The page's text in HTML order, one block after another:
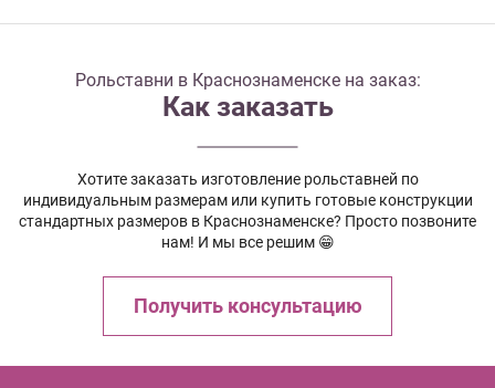
Рольставни в Краснознаменске на заказ:
Как заказать
Хотите заказать изготовление рольставней по
индивидуальным размерам или купить готовые конструкции
стандартных размеров в Краснознаменске? Просто позвоните
нам! И мы все решим 😁
Получить консультацию